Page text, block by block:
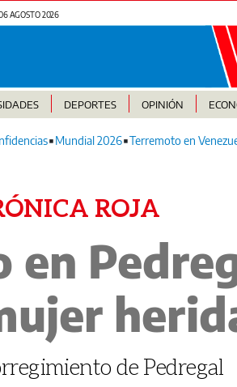
AGOSTO 2026
DEPORTES OPINIÓN
Mundial 2026 Terremoto en
ROJA
en
de Pedregal